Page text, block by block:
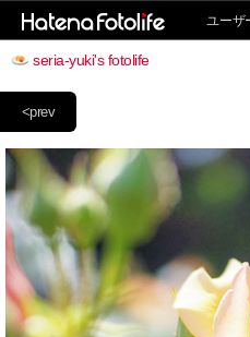
ユーザ
seria-yuki's fotolife
<prev